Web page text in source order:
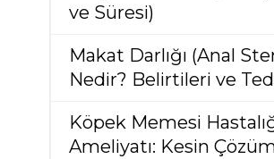
ve Süresi)
Makat Darlığı (Anal
Nedir? Belirtileri ve
Köpek Memesi
Ameliyatı: Kesin